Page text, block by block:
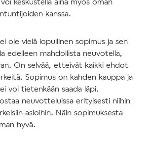
kanssa.
ole vielä lopullinen sopimus ja sen
edelleen mahdollista neuvotella,
On selvää, etteivät kaikki ehdot
Sopimus on kahden kauppa ja
voi tietenkään saada läpi.
neuvotteluissa erityisesti niihin
asioihin. Näin sopimuksesta
hyvä.